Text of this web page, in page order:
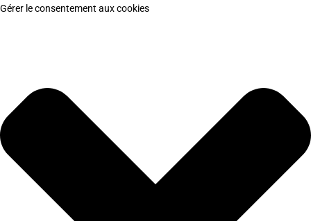
Gérer le consentement aux cookies